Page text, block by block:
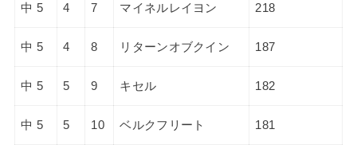
中 5 4 7 マイネルレイヨン 218
中 5 4 8 リターンオブクイン 187
中 5 5 9 キセル 182
中 5 5 10 ベルクフリート 181